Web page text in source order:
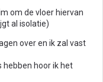
om de vloer hiervan
al isolatie)
over en ik zal vast
hebben hoor ik het